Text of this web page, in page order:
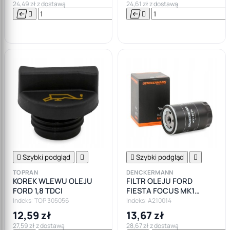
24,49 zł z dostawą
  

24,61 zł z dostawą
 
 Szybki podgląd 
TOPRAN
KOREK WLEWU OLEJU
FORD 1,8 TDCI
Indeks: TOP 305056
12,59 zł
27,59 zł z dostawą
 Szybki podgląd 
DENCKERMANN
FILTR OLEJU FORD
FIESTA FOCUS MK1
FIESTA 1,4 1,6
Indeks: A210014
13,67 zł
28,67 zł z dostawą